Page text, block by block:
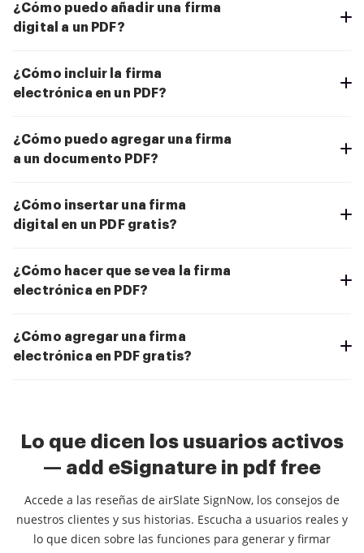
¿Cómo puedo añadir una firma
digital a un PDF?
¿Cómo incluir la firma
electrónica en un PDF?
¿Cómo puedo agregar una firma
a un documento PDF?
¿Cómo insertar una firma
digital en un PDF gratis?
¿Cómo hacer que se vea la firma
electrónica en PDF?
¿Cómo agregar una firma
electrónica en PDF gratis?
Lo que dicen los usuarios activos
— add eSignature in pdf free
Accede a las reseñas de airSlate SignNow, los consejos de
nuestros clientes y sus historias. Escucha a usuarios reales y
lo que dicen sobre las funciones para generar y firmar